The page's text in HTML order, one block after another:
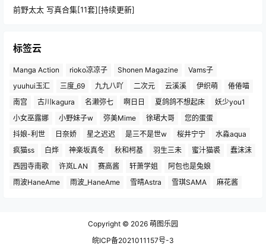
前野太太 写真合集[11套][持续更新]
标签云
Manga Action rioko凉凉子 Shonen Magazine
Vams子
yuuhui玉汇
三度_69 九九八吖 二次元 云溪溪 伊织萌
倦倦喵
南宫
古川kagura 名濑弥七 啊日日 夏鸽鸽不想起床
妖少you1
小女巫露娜
小野妹子w 弥美Mime 徐珺大哥
您的蛋蛋
抖娘-利世
日奈娇 星之迟迟 是三不是世w 桜井宁宁
水淼aqua
疯猫ss
白烨 神楽坂真冬 秋和柯基 羽生三未 蜜汁猫裘
蠢沫沫
西园寺南歌
许岚LAN 赛高酱 轩萧学姐
阿包也是兔娘
雨波HaneAme
雨波_HaneAme 雪晴Astra 雪琪SAMA 麻花酱
Copyright © 2026 萌图乐园
皖ICP备2021011157号-3